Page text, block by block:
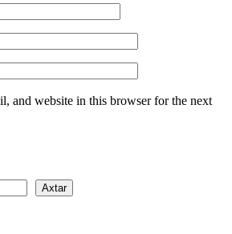
and website in this browser for the next
Axtar